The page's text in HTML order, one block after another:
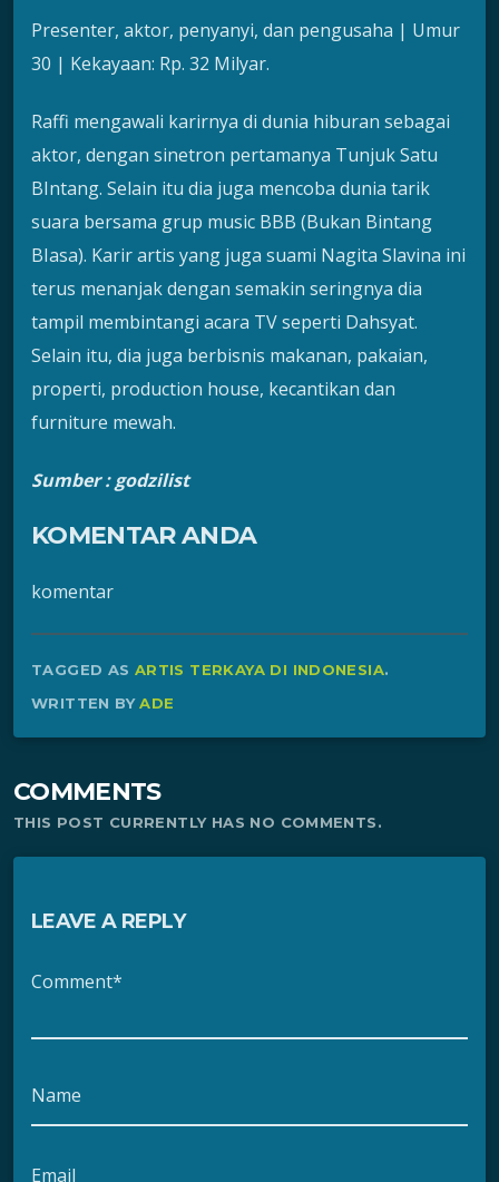
Presenter, aktor, penyanyi, dan pengusaha | Umur
30 | Kekayaan: Rp. 32 Milyar.
Raffi mengawali karirnya di dunia hiburan sebagai
aktor, dengan sinetron pertamanya Tunjuk Satu
BIntang. Selain itu dia juga mencoba dunia tarik
suara bersama grup music BBB (Bukan Bintang
BIasa). Karir artis yang juga suami Nagita Slavina ini
terus menanjak dengan semakin seringnya dia
tampil membintangi acara TV seperti Dahsyat.
Selain itu, dia juga berbisnis makanan, pakaian,
properti, production house, kecantikan dan
furniture mewah.
Sumber : godzilist
KOMENTAR ANDA
komentar
TAGGED AS ARTIS TERKAYA DI INDONESIA.
WRITTEN BYADE
COMMENTS
THIS POST CURRENTLY HAS NO COMMENTS.
LEAVE A REPLY
Comment*
Name
Email